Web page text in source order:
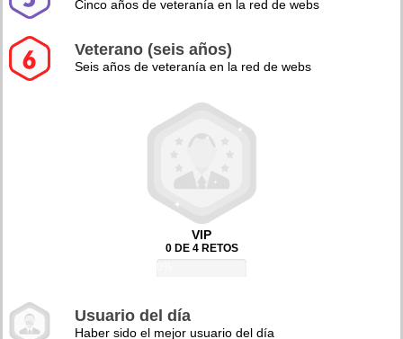
Cinco años de veteranía en la red de webs
Veterano (seis años)
Seis años de veteranía en la red de webs
VIP
0 DE 4 RETOS
Usuario del día
Haber sido el mejor usuario del día